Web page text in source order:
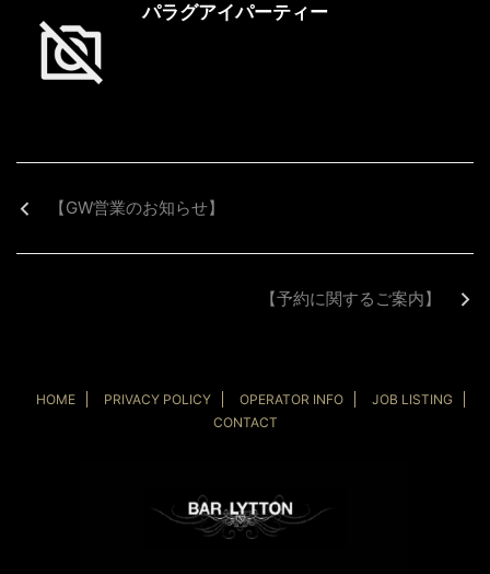
パラグアイパーティー
【GW営業のお知らせ】
【予約に関するご案内】
HOME PRIVACY POLICY OPERATOR INFO
JOB LISTING
CONTACT